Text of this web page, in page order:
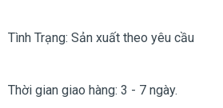
Tình Trạng: Sản xuất theo yêu cầu
Thời gian giao hàng: 3 - 7 ngày.